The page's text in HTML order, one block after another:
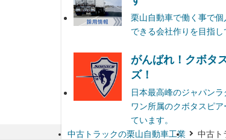
栗山自動車で働く事で個
できる会社作りを目指し
がんばれ！クボタ
ズ！
日本最高峰のジャパン
ワン所属のクボタスピア
ています。
中古トラックの栗山自動車工業
中古ト